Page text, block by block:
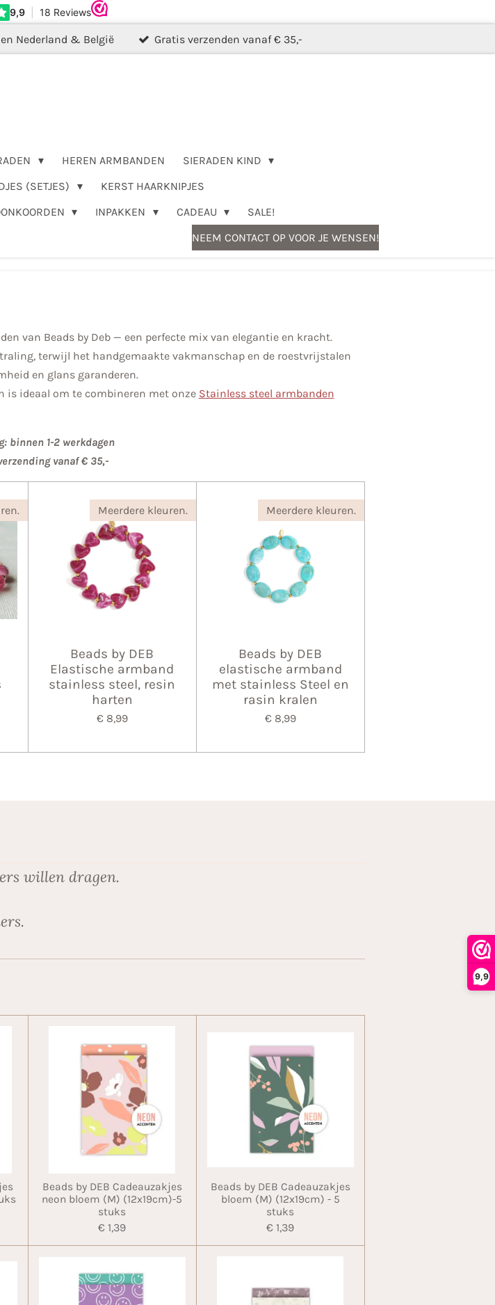
9,9
Nederland & België Gratis verzenden vanaf € 35,-
HEREN ARMBANDEN
SIERADEN KIND
(SETJES)
KERST HAARKNIPJES
INPAKKEN CADEAU
SALE!
NEEM CONTACT OP VOOR JE WENSEN!
van Beads by Deb — een perfecte mix van elegantie en kracht.
terwijl het handgemaakte vakmanschap en de roestvrijstalen
en glans garanderen.
is ideaal om te combineren met onze Stainless steel armbanden
binnen 1-2 werkdagen
vanaf € 35,-
Meerdere kleuren.
Beads by DEB
Elastische armband
stainless steel, resin
harten
€ 8,99
Meerdere kleuren.
Beads by DEB
elastische armband
met stainless Steel en
rasin kralen
€ 8,99
willen dragen.
Beads by DEB Cadeauzakjes
neon bloem (M) (12x19cm)-5
stuks
€ 1,39
Beads by DEB Cadeauzakjes
bloem (M) (12x19cm) - 5
stuks
€ 1,39